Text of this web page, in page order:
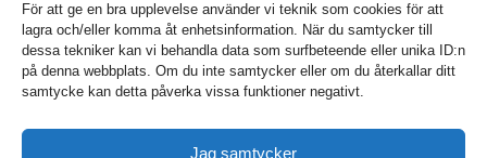
För att ge en bra upplevelse använder vi teknik som cookies för att
lagra och/eller komma åt enhetsinformation. När du samtycker till
dessa tekniker kan vi behandla data som surfbeteende eller unika ID:n
på denna webbplats. Om du inte samtycker eller om du återkallar ditt
samtycke kan detta påverka vissa funktioner negativt.
Jag samtycker
innehar
elitlicens.